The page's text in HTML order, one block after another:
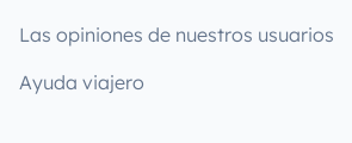
Las opiniones de nuestros usuarios
Ayuda viajero